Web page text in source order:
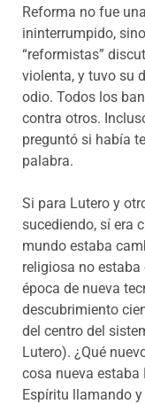
Reforma no fue
ininterrumpido,
“reformistas”
violenta, y tuvo su
odio. Todos los
contra otros.
preguntó si había
palabra.
Si para Lutero y
sucediendo, sí era
mundo estaba
religiosa no estaba
época de nueva
descubrimiento
del centro del
Lutero). ¿Qué
cosa nueva estaba
Espíritu llamando